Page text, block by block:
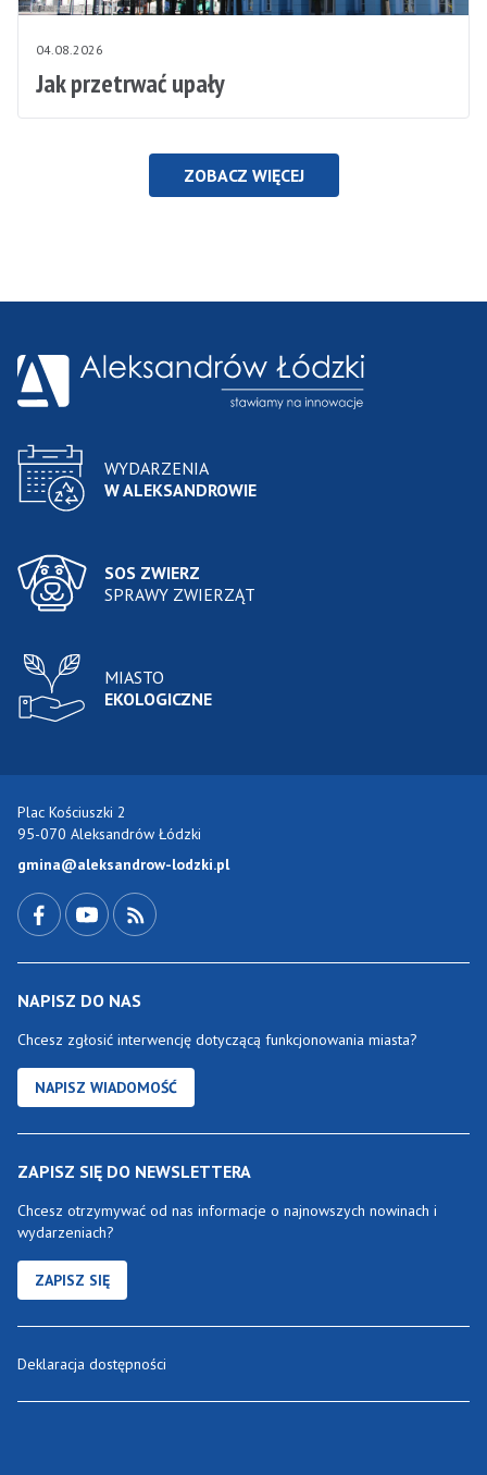
04.08.2026
Jak przetrwać upały
ZOBACZ WIĘCEJ
WYDARZENIA
W ALEKSANDROWIE
SOS ZWIERZ
SPRAWY ZWIERZĄT
MIASTO
EKOLOGICZNE
Plac Kościuszki 2
95-070 Aleksandrów Łódzki
gmina@aleksandrow-lodzki.pl
NAPISZ DO NAS
Chcesz zgłosić interwencję dotyczącą funkcjonowania miasta?
NAPISZ WIADOMOŚĆ
ZAPISZ SIĘ DO NEWSLETTERA
Chcesz otrzymywać od nas informacje o najnowszych nowinach i
wydarzeniach?
ZAPISZ SIĘ
Deklaracja dostępności